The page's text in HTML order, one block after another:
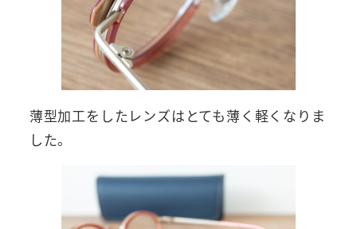
薄型加工をしたレンズはとても薄く軽くなりま
した。